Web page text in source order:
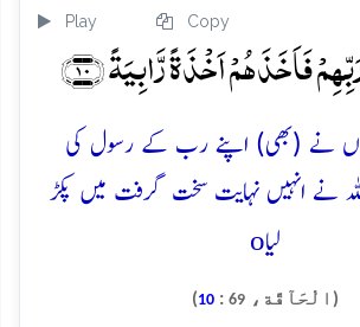
Play Copy
فَاَخَذَہُمۡ اَخۡذَۃً رَّابِیَۃً ﴿۱۰﴾
نے (بھی) اپنے رب کے رسول کی
اللہ نے انہیں نہایت سخت گرفت میں پکڑ
لیاo
(الْحَآقَّة، 69
:
10
)